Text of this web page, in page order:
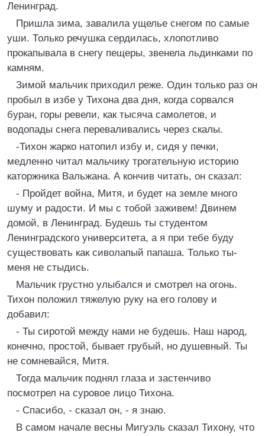
Ленинград.
Пришла зима, завалила ущелье снегом по самые
уши. Только речушка сердилась, хлопотливо
прокапывала в снегу пещеры, звенела льдинками по
камням.
Зимой мальчик приходил реже. Один только раз он
пробыл в избе у Тихона два дня, когда сорвался
буран, горы ревели, как тысяча самолетов, и
водопады снега переваливались через скалы.
-Тихон жарко натопил избу и, сидя у печки,
медленно читал мальчику трогательную историю
каторжника Вальжана. А кончив читать, он сказал:
- Пройдет война, Митя, и будет на земле много
шуму и радости. И мы с тобой заживем! Двинем
домой, в Ленинград. Будешь ты студентом
Ленинградского университета, а я при тебе буду
существовать как сиволапый папаша. Только ты-
меня не стыдись.
Мальчик грустно улыбался и смотрел на огонь.
Тихон положил тяжелую руку на его голову и
добавил:
- Ты сиротой между нами не будешь. Наш народ,
конечно, простой, бывает грубый, но душевный. Ты
не сомневайся, Митя.
Тогда мальчик поднял глаза и застенчиво
посмотрел на суровое лицо Тихона.
- Спасибо, - сказал он, - я знаю.
В самом начале весны Мигуэль сказал Тихону, что